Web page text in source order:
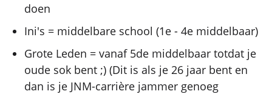
doen
Ini's = middelbare school (1e - 4e middelbaar)
Grote Leden = vanaf 5de middelbaar totdat je
oude sok bent ;) (Dit is als je 26 jaar bent en
dan is je JNM-carrière jammer genoeg